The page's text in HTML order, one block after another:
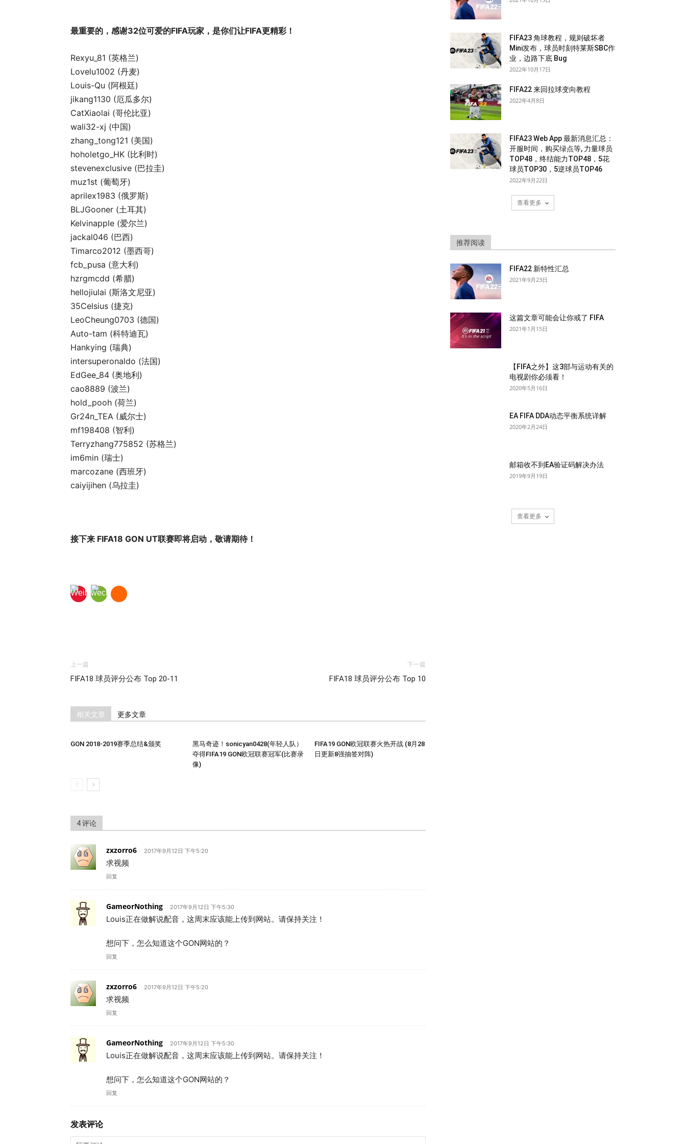
最重要的，感谢32位可爱的FIFA玩家，是你们让FIFA更精彩！
Rexyu_81 (英格兰)
Lovelu1002 (丹麦)
Louis-Qu (阿根廷)
jikang1130 (厄瓜多尔)
CatXiaolai (哥伦比亚)
wali32-xj (中国)
zhang_tong121 (美国)
hoholetgo_HK (比利时)
stevenexclusive (巴拉圭)
muz1st (葡萄牙)
aprilex1983 (俄罗斯)
BLJGooner (土耳其)
Kelvinapple (爱尔兰)
jackal046 (巴西)
Timarco2012 (墨西哥)
fcb_pusa (意大利)
hzrgmcdd (希腊)
hellojiulai (斯洛文尼亚)
35Celsius (捷克)
LeoCheung0703 (德国)
Auto-tam (科特迪瓦)
Hankying (瑞典)
intersuperonaldo (法国)
EdGee_84 (奥地利)
cao8889 (波兰)
hold_pooh (荷兰)
Gr24n_TEA (威尔士)
mf198408 (智利)
Terryzhang775852 (苏格兰)
im6min (瑞士)
marcozane (西班牙)
caiyijihen (乌拉圭)
接下来 FIFA18 GON UT联赛即将启动，敬请期待！
上一篇
FIFA18 球员评分公布 Top 20-11
下一篇
FIFA18 球员评分公布 Top 10
相关文章 更多文章
GON 2018-2019赛季总结&颁奖
黑马奇迹！sonicyan0428(年轻人队）
夺得FIFA19 GON欧冠联赛冠军(比赛录
像)
FIFA19 GON欧冠联赛火热开战 (8月28
日更新8强抽签对阵)
4 评论
zxzorro6 2017年9月12日 下午5:20
求视频
回复
GameorNothing 2017年9月12日 下午5:30
Louis正在做解说配音，这周末应该能上传到网站。请保持关注！
想问下，怎么知道这个GON网站的？
回复
zxzorro6 2017年9月12日 下午5:20
求视频
回复
GameorNothing 2017年9月12日 下午5:30
Louis正在做解说配音，这周末应该能上传到网站。请保持关注！
想问下，怎么知道这个GON网站的？
回复
发表评论
FIFA23 角球教程，规则破坏者
Mini发布，球员时刻特莱斯SBC作
业，边路下底 Bug
2022年10月17日
FIFA22 来回拉球变向教程
2022年4月8日
FIFA23 Web App 最新消息汇总：
开服时间，购买绿点等, 力量球员
TOP48，终结能力TOP48，5花
球员TOP30，5逆球员TOP46
2022年9月22日
查看更多
推荐阅读
FIFA22 新特性汇总
2021年9月23日
这篇文章可能会让你戒了 FIFA
2021年1月15日
【FIFA之外】这3部与运动有关的
电视剧你必须看！
2020年5月16日
EA FIFA DDA动态平衡系统详解
2020年2月24日
邮箱收不到EA验证码解决办法
2019年9月19日
查看更多